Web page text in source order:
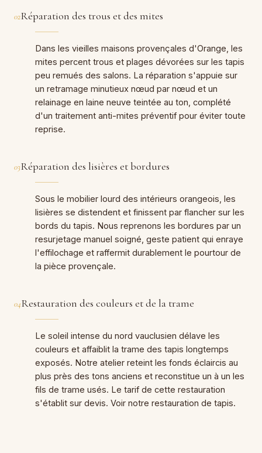
02Réparation des trous et des mites
Dans les vieilles maisons provençales d'Orange, les
mites percent trous et plages dévorées sur les tapis
peu remués des salons. La réparation s'appuie sur
un retramage minutieux nœud par nœud et un
relainage en laine neuve teintée au ton, complété
d'un traitement anti-mites préventif pour éviter toute
reprise.
03Réparation des lisières et bordures
Sous le mobilier lourd des intérieurs orangeois, les
lisières se distendent et finissent par flancher sur les
bords du tapis. Nous reprenons les bordures par un
resurjetage manuel soigné, geste patient qui enraye
l'effilochage et raffermit durablement le pourtour de
la pièce provençale.
04Restauration des couleurs et de la trame
Le soleil intense du nord vauclusien délave les
couleurs et affaiblit la trame des tapis longtemps
exposés. Notre atelier reteint les fonds éclaircis au
plus près des tons anciens et reconstitue un à un les
fils de trame usés. Le tarif de cette restauration
s'établit sur devis. Voir notre restauration de tapis.